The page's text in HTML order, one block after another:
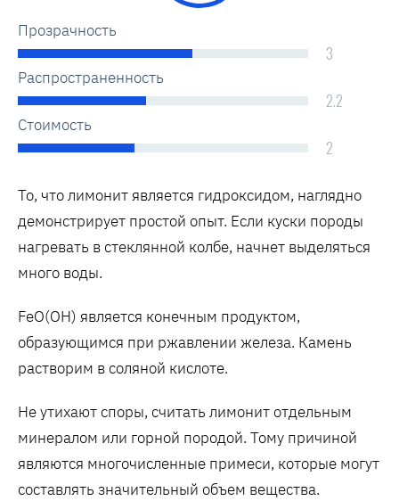
Прозрачность
3
Распространенность
2.2
Стоимость
2
То, что лимонит является гидроксидом, наглядно
демонстрирует простой опыт. Если куски породы
нагревать в стеклянной колбе, начнет выделяться
много воды.
FeO(OH) является конечным продуктом,
образующимся при ржавлении железа. Камень
растворим в соляной кислоте.
Не утихают споры, считать лимонит отдельным
минералом или горной породой. Тому причиной
являются многочисленные примеси, которые могут
составлять значительный объем вещества.